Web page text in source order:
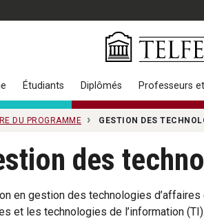
Étudiants Diplômés Professeurs
DU PROGRAMME GESTION DES
des
en gestion des technologies
et les technologies de l’information